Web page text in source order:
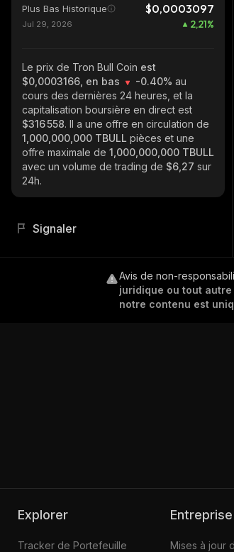
Plus Bas Historique $0,0003097
Jul 29, 2026 2,21%
Le prix de Tron Bull Coin est
$0,0003166, en bas
-0.40% au
cours des dernières 24 heures, et la
capitalisation boursière en direct est
$316 558. Il a une offre en circulation de
1,000,000,000 TBULL pièces et une
offre maximale de 1,000,000,000 TBULL
avec un volume de trading de $6,27 sur
24h.
Signaler
Avis de non-
juridique ou tout
notre contenu est
Explorer
Tracker de Portefeuille
Entreprise
Mises à jour